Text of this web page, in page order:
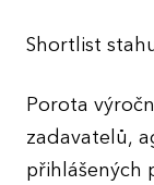
Shortlist
Porota
zadavatelů,
přihlášených